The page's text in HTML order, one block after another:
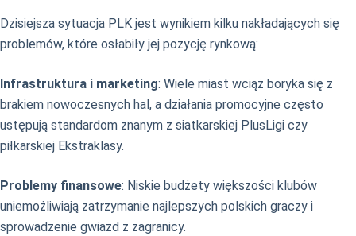
Dzisiejsza sytuacja PLK jest wynikiem kilku nakładających się
problemów, które osłabiły jej pozycję rynkową:
Infrastruktura i marketing: Wiele miast wciąż boryka się z
brakiem nowoczesnych hal, a działania promocyjne często
ustępują standardom znanym z siatkarskiej PlusLigi czy
piłkarskiej Ekstraklasy.
Problemy finansowe: Niskie budżety większości klubów
uniemożliwiają zatrzymanie najlepszych polskich graczy i
sprowadzenie gwiazd z zagranicy.